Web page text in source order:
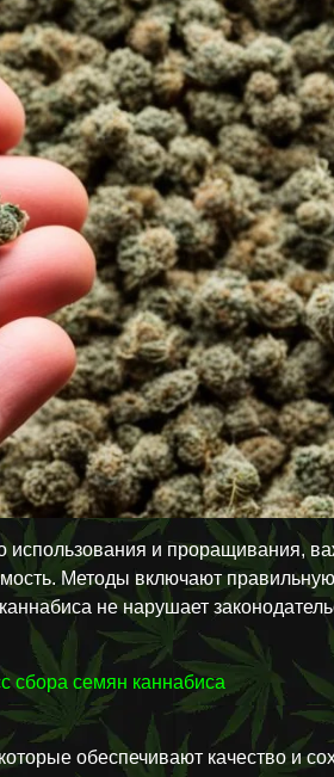
и проращивания,
Методы включают
не нарушает
сбора семян каннабиса
обеспечивают качество и